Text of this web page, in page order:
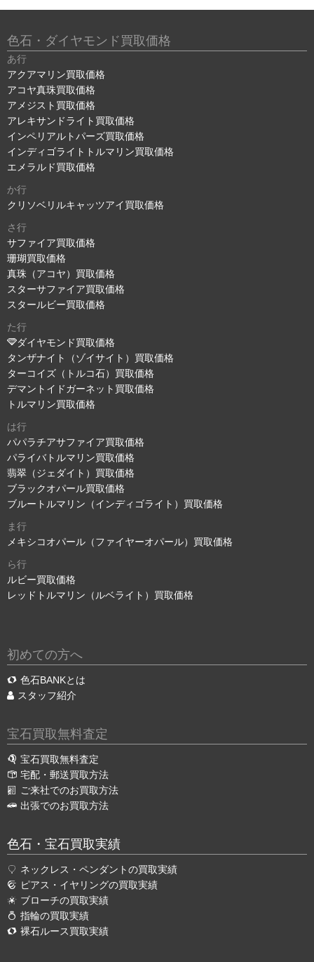
色石・ダイヤモンド買取価格
あ行
アクアマリン買取価格
アコヤ真珠買取価格
アメジスト買取価格
アレキサンドライト買取価格
インペリアルトパーズ買取価格
インディゴライトトルマリン買取価格
エメラルド買取価格
か行
クリソベリルキャッツアイ買取価格
さ行
サファイア買取価格
珊瑚買取価格
真珠（アコヤ）買取価格
スターサファイア買取価格
スタールビー買取価格
た行
ダイヤモンド買取価格
タンザナイト（ゾイサイト）買取価格
ターコイズ（トルコ石）買取価格
デマントイドガーネット買取価格
トルマリン買取価格
は行
パパラチアサファイア買取価格
パライバトルマリン買取価格
翡翠（ジェダイト）買取価格
ブラックオパール買取価格
ブルートルマリン（インディゴライト）買取価格
ま行
メキシコオパール（ファイヤーオパール）買取価格
ら行
ルビー買取価格
レッドトルマリン（ルベライト）買取価格
初めての方へ
色石BANKとは
スタッフ紹介
宝石買取無料査定
宝石買取無料査定
宅配・郵送買取方法
ご来社でのお買取方法
出張でのお買取方法
色石・宝石買取実績
ネックレス・ペンダントの買取実績
ピアス・イヤリングの買取実績
ブローチの買取実績
指輪の買取実績
裸石ルース買取実績